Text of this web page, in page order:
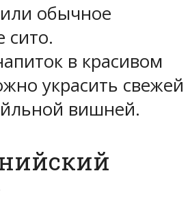
обычное
сито.
в красивом
украсить свежей
вишней.